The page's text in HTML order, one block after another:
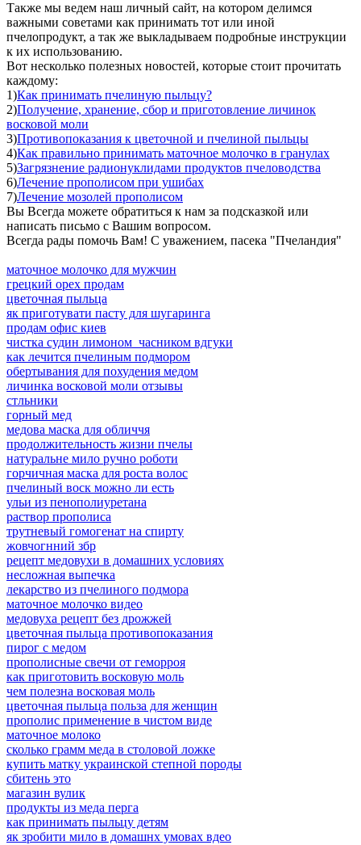
Также мы ведем наш личный сайт, на котором делимся
важными советами как принимать тот или иной
пчелопродукт, а так же выкладываем подробные инструкции
к их использованию.
Вот несколько полезных новостей, которые стоит прочитать
каждому:
1)Как принимать пчелиную пыльцу?
2)Получение, хранение, сбор и приготовление личинок
восковой моли
3)Противопоказания к цветочной и пчелиной пыльцы
4)Как правильно принимать маточное молочко в гранулах
5)Загрязнение радионуклидами продуктов пчеловодства
6)Лечение прополисом при ушибах
7)Лечение мозолей прополисом
Вы Всегда можете обратиться к нам за подсказкой или
написать письмо с Вашим вопросом.
Всегда рады помочь Вам! С уважением, пасека "Пчеландия"
маточное молочко для мужчин
грецкий орех продам
цветочная пыльца
як приготувати пасту для шугаринга
продам офис киев
чистка судин лимоном часником вдгуки
как лечится пчелиным подмором
обертывания для похудения медом
личинка восковой моли отзывы
стльники
горный мед
медова маска для обличчя
продолжительность жизни пчелы
натуральне мило ручно роботи
горчичная маска для роста волос
пчелиный воск можно ли есть
ульи из пенополиуретана
раствор прополиса
трутневый гомогенат на спирту
жовчогнний збр
рецепт медовухи в домашних условиях
несложная выпечка
лекарство из пчелиного подмора
маточное молочко видео
медовуха рецепт без дрожжей
цветочная пыльца противопоказания
пирог с медом
прополисные свечи от геморроя
как приготовить восковую моль
чем полезна восковая моль
цветочная пыльца польза для женщин
прополис применение в чистом виде
маточное молоко
сколько грамм меда в столовой ложке
купить матку украинской степной породы
сбитень это
магазин вулик
продукты из меда перга
как принимать пыльцу детям
як зробити мило в домашнх умовах вдео